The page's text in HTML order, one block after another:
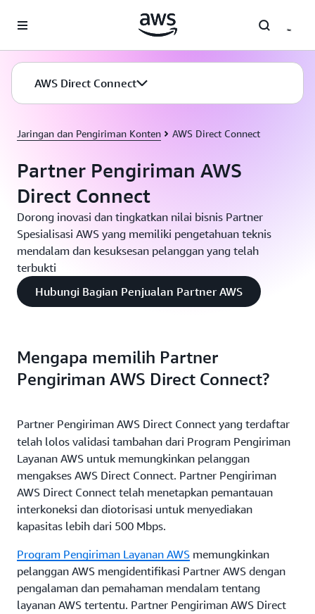
AWS Direct Connect
Jaringan dan Pengiriman Konten AWS Direct Connect
Partner Pengiriman AWS
Direct Connect
Dorong inovasi dan tingkatkan nilai bisnis Partner
Spesialisasi AWS yang memiliki pengetahuan teknis
mendalam dan kesuksesan pelanggan yang telah
terbukti
Hubungi Bagian Penjualan Partner AWS
Mengapa memilih Partner
Pengiriman AWS Direct Connect?
Partner Pengiriman AWS Direct Connect yang terdaftar
telah lolos validasi tambahan dari Program Pengiriman
Layanan AWS untuk memungkinkan pelanggan
mengakses AWS Direct Connect. Partner Pengiriman
AWS Direct Connect telah menetapkan pemantauan
interkoneksi dan diotorisasi untuk menyediakan
kapasitas lebih dari 500 Mbps.
Program Pengiriman Layanan AWS memungkinkan
pelanggan AWS mengidentifikasi Partner AWS dengan
pengalaman dan pemahaman mendalam tentang
layanan AWS tertentu. Partner Pengiriman AWS Direct